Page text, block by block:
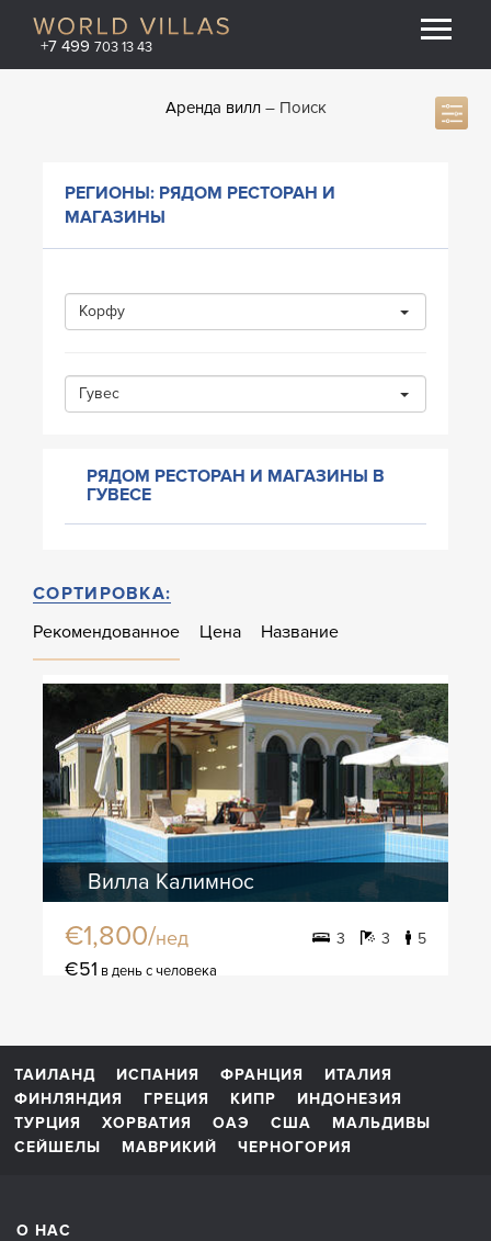
+7 499 703 13 43
Аренда вилл Поиск
РЕГИОНЫ: РЯДОМ РЕСТОРАН И
МАГАЗИНЫ
Корфу
Гувес
РЯДОМ РЕСТОРАН И МАГАЗИНЫ В
ГУВЕСЕ
СОРТИРОВКА:
Рекомендованное
Цена Название
Вилла Калимнос
€1,800/нед 3 3 5
€51 в день с человека
ТАИЛАНД ИСПАНИЯ ФРАНЦИЯ
ИТАЛИЯ
ФИНЛЯНДИЯ
ГРЕЦИЯ КИПР
ИНДОНЕЗИЯ
ТУРЦИЯ
ХОРВАТИЯ ОАЭ США
МАЛЬДИВЫ
СЕЙШЕЛЫ
МАВРИКИЙ ЧЕРНОГОРИЯ
О НАС